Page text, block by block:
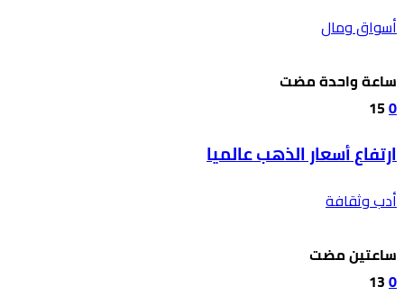
أسواق ومال
‫‫‫‏‫ساعة واحدة مضت‬
0
15
ارتفاع أسعار الذهب عالميا
أدب وثقافة
‫‫‫‏‫ساعتين مضت‬
0
13